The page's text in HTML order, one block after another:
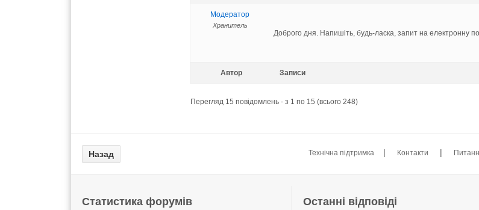
Модератор
Хранитель
Доброго дня. Напишіть, будь-ласка, запит на електронну
Автор Записи
Перегляд 15 повідомлень - з 1 по 15 (всього 248)
Технічна підтримка | Контакти |
Статистика форумів Останні відповіді